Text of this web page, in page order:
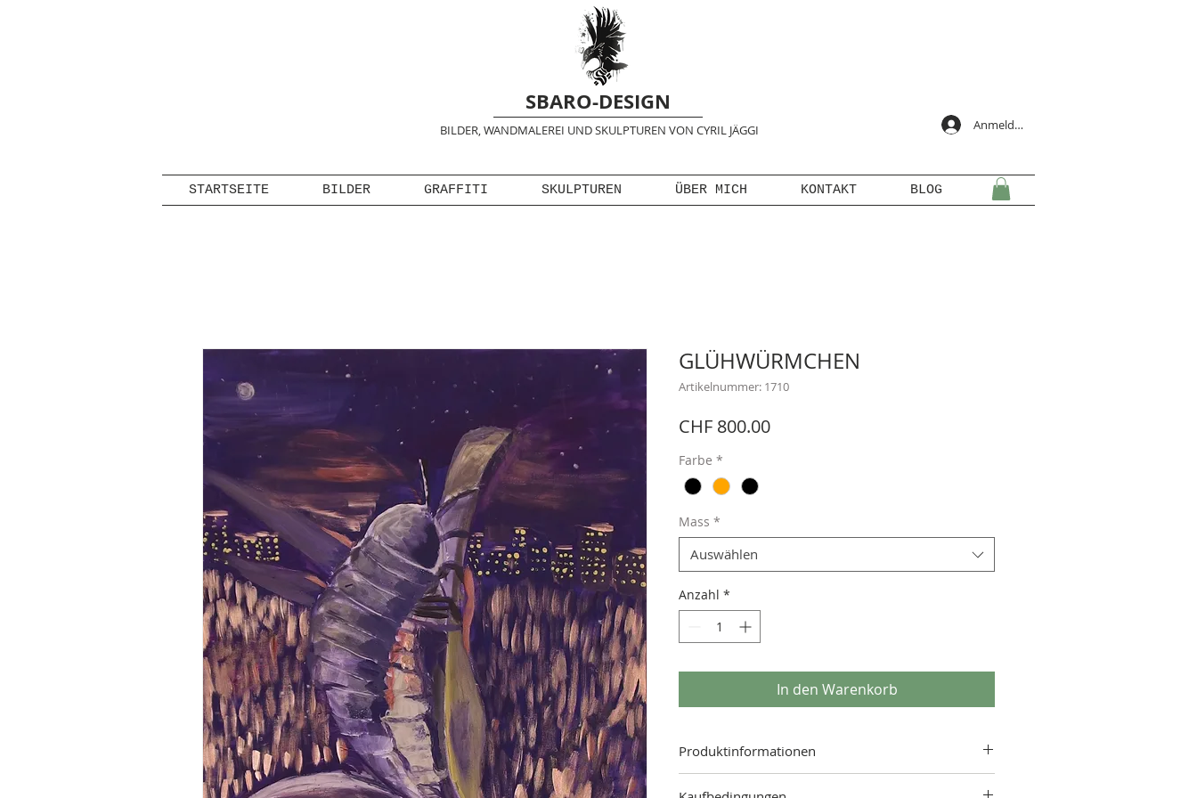
SBARO-DESIGN
BILDER, WANDMALEREI UND SKULPTUREN VON CYRIL JÄGGI Anmelden
STARTSEITE BILDER GRAFFITI SKULPTUREN ÜBER MICH KONTAKT BLOG
GLÜHWÜRMCHEN
Artikelnummer: 1710
CHF 800.00Preis
Farbe *
Mass *
Auswählen
Anzahl *
In den Warenkorb
Produktinformationen